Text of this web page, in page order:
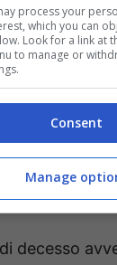
redditi per
gli
risultanti dal
a
decesso.
decesso
process your
which you can
Look for a link at
to manage or
Consent
Manage